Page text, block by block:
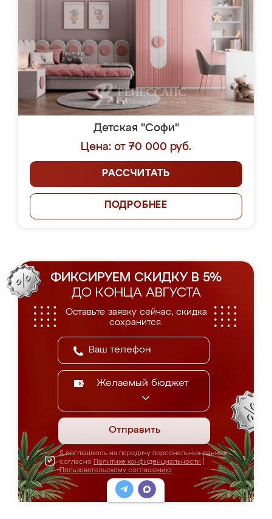
Детская "Софи"
Цена: от 70 000 руб.
РАССЧИТАТЬ
ПОДРОБНЕЕ
ФИКСИРУЕМ СКИДКУ В 5%
ДО КОНЦА АВГУСТА
Оставьте заявку сейчас, скидка
сохранится.
Желаемый бюджет
Отправить
Я соглашаюсь на передачу персональных данных
согласно Политике конфиденциальности
Пользовательскому соглашению